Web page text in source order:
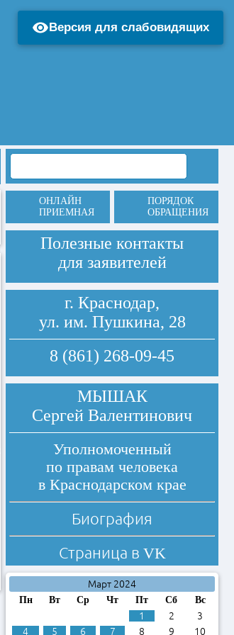
ОНЛАЙН
ПРИЕМНАЯ
ПОРЯДОК
ОБРАЩЕНИЯ
Полезные контакты
для заявителей
г. Краснодар,
ул. им. Пушкина, 28
8 (861) 268-09-45
МЫШАК
Сергей Валентинович
Уполномоченный
по правам человека
в Краснодарском крае
Биография
Страница в VK
Март 2024
Пн Вт Ср Чт Пт Сб Вс
1 2
3
4
5 6 7 8 9 10
Версия для слабовидящих